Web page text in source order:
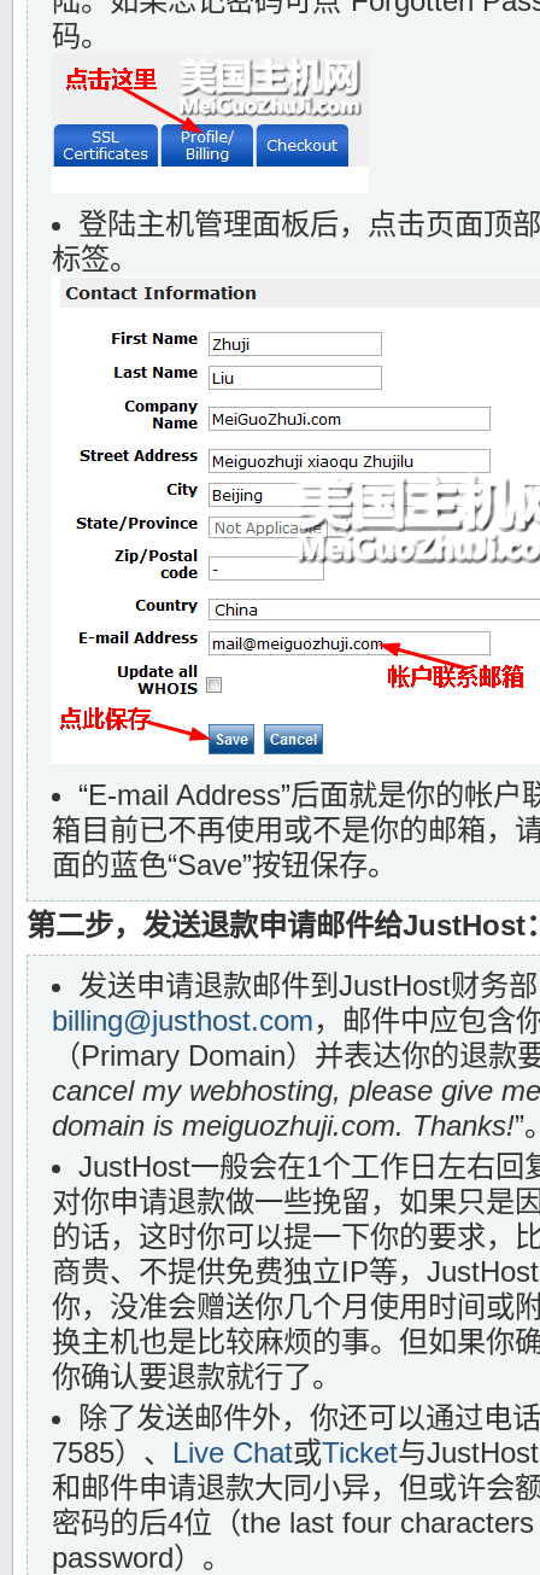
码。
登陆主机管理面板后，点击页面顶
标签。
“E-mail Address”后面就是你的帐
箱目前已不再使用或不是你的邮箱，
面的蓝色“Save”按钮保存。
第二步，发送退款申请邮件给JustHost
发送申请退款邮件到JustHost财务
billing@justhost.com，邮件中应包含
（Primary Domain）并表达你的退款
cancel my webhosting, please give
domain is meiguozhuji.com. Thanks!”
JustHost一般会在1个工作日左右回
对你申请退款做一些挽留，如果只是
的话，这时你可以提一下你的要求，
商贵、不提供免费独立IP等，
你，没准会赠送你几个月使用时间或
换主机也是比较麻烦的事。但如果你
你确认要退款就行了。
除了发送邮件外，你还可以通过电
7585）、 Live Chat或Ticket与
和邮件申请退款大同小异，但或许会
密码的后4位（the last four
password）。